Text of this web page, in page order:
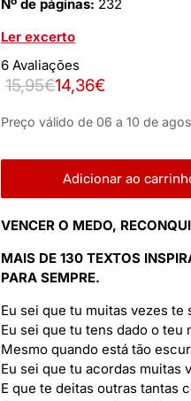
Nº de páginas: 232
Ler excerto
6 Avaliações
14,36€
15,95€
Preço válido de 06 a 10 de
Adicionar ao
VENCER O MEDO,
MAIS DE 130 TEXTOS
PARA SEMPRE.
Eu sei que tu muitas vezes te
Eu sei que tu tens dado o
Mesmo quando está tão
Eu sei que tu acordas muitas
E que te deitas outras tantas